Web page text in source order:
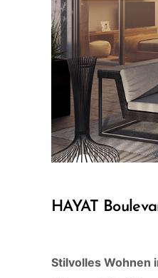
HAYAT
Stilvolles Wohnen